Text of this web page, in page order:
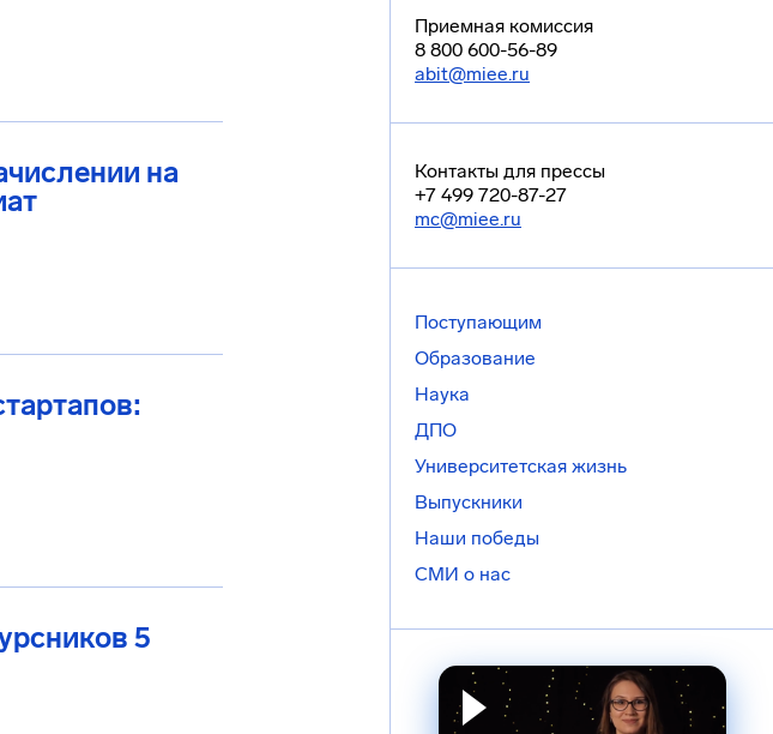
на
5
Приемная комиссия
8 800 600-56-89
abit@miee.ru
Контакты для прессы
+7 499 720-87-27
mc@miee.ru
Поступающим
Образование
Наука
ДПО
Университетская жизнь
Выпускники
Наши победы
СМИ о нас